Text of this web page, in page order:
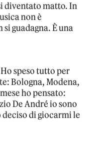
diventato matto. In
non è
guadagna. È una
speso tutto per
Bologna, Modena,
ho pensato:
De André io sono
di giocarmi le